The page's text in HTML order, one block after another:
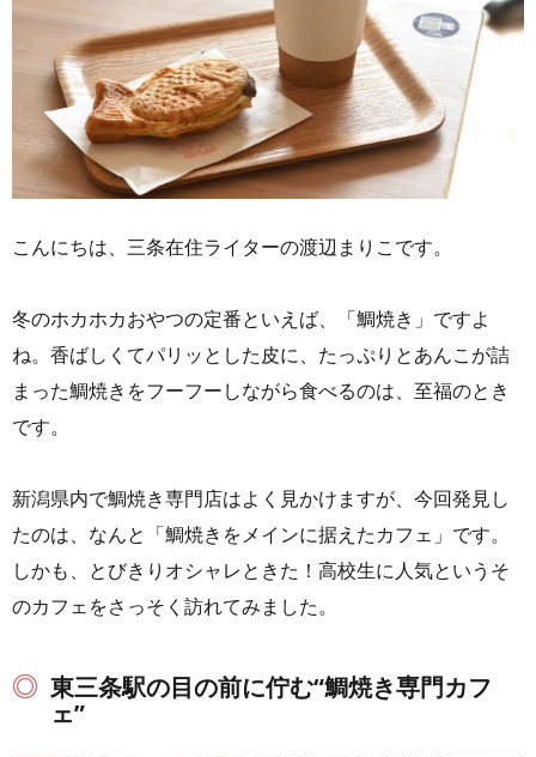
こんにちは、三条在住ライターの渡辺まりこです。
冬のホカホカおやつの定番といえば、「鯛焼き」ですよ
ね。香ばしくてパリッとした皮に、たっぷりとあんこが詰
まった鯛焼きをフーフーしながら食べるのは、至福のとき
です。
新潟県内で鯛焼き専門店はよく見かけますが、今回発見し
たのは、なんと「鯛焼きをメインに据えたカフェ」です。
しかも、とびきりオシャレときた！高校生に人気というそ
のカフェをさっそく訪れてみました。
東三条駅の目の前に佇む“鯛焼き専門カフ
ェ”